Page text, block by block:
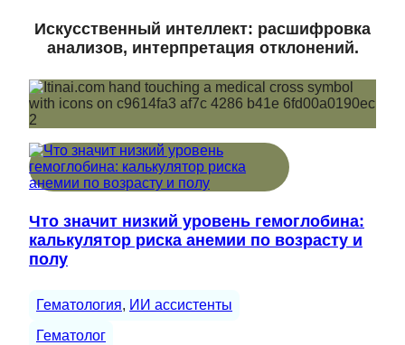
Искусственный интеллект: расшифровка
анализов, интерпретация отклонений.
Что значит низкий уровень гемоглобина:
калькулятор риска анемии по возрасту и
полу
Гематология, ИИ ассистенты
Гематолог